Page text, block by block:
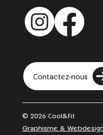
Contactez-nous
© 2026 Cool&Fit
Graphisme &